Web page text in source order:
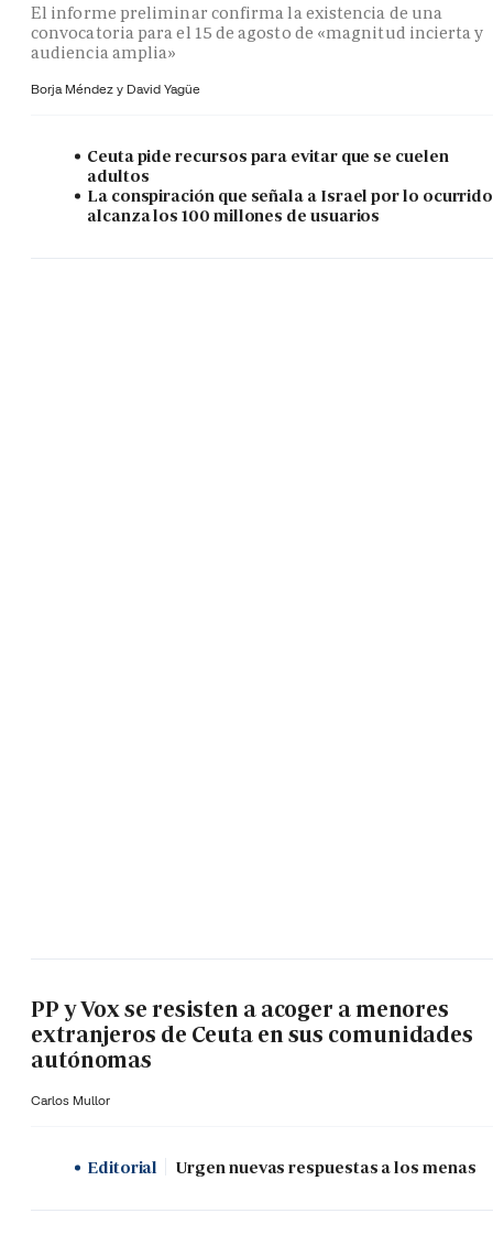
El informe preliminar confirma la existencia de una
convocatoria para el 15 de agosto de «magnitud incierta y
audiencia amplia»
Borja Méndez y David Yagüe
Ceuta pide recursos para evitar que se cuelen
adultos
La conspiración que señala a Israel por lo ocurrido
alcanza los 100 millones de usuarios
PP y Vox se resisten a acoger a menores
extranjeros de Ceuta en sus comunidades
autónomas
Carlos Mullor
Editorial Urgen nuevas respuestas a los menas